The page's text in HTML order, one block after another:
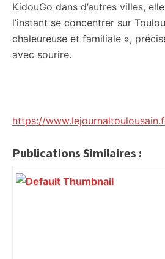
KidouGo dans d’autres villes,
l’instant se concentrer sur
chaleureuse et familiale »,
avec sourire.
https://
Publications Similaires :